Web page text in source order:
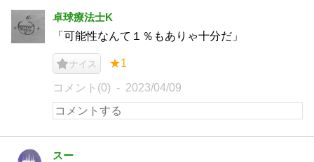
卓球療法士K
「可能性なんて１％もありゃ十分だ」
ナイス ★1
コメント(0) 2023/04/09
スー